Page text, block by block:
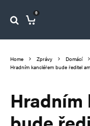
0
Home Zprávy
Domácí
Hradním kancléřem bude ředitel
Hradním